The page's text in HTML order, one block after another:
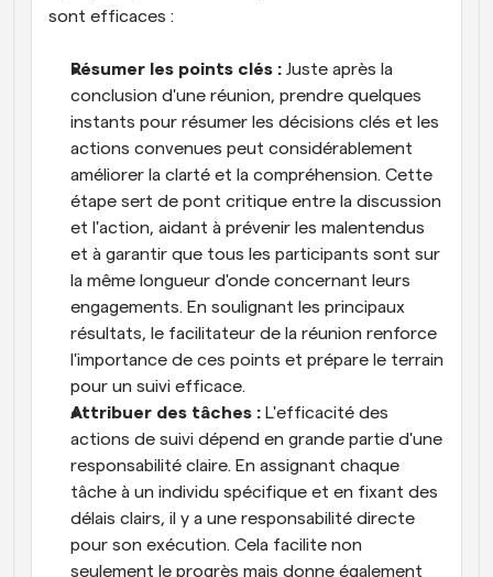
sont efficaces :
Résumer les points clés : Juste après la
conclusion d'une réunion, prendre quelques
instants pour résumer les décisions clés et les
actions convenues peut considérablement
améliorer la clarté et la compréhension. Cette
étape sert de pont critique entre la discussion
et l'action, aidant à prévenir les malentendus
et à garantir que tous les participants sont sur
la même longueur d'onde concernant leurs
engagements. En soulignant les principaux
résultats, le facilitateur de la réunion renforce
l'importance de ces points et prépare le terrain
pour un suivi efficace.
Attribuer des tâches : L'efficacité des
actions de suivi dépend en grande partie d'une
responsabilité claire. En assignant chaque
tâche à un individu spécifique et en fixant des
délais clairs, il y a une responsabilité directe
pour son exécution. Cela facilite non
seulement le progrès mais donne également